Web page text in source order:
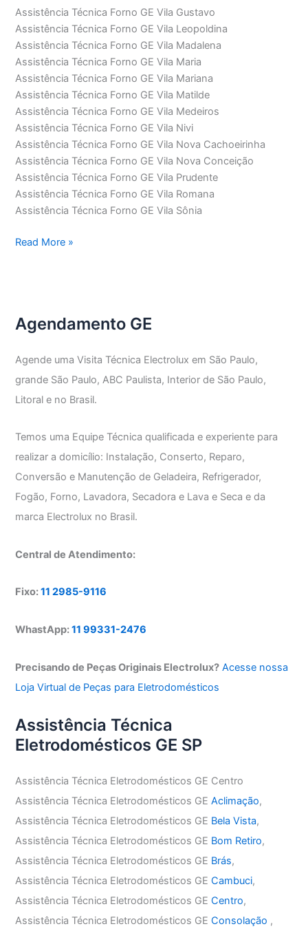
Assistência Técnica Forno GE Vila Gustavo
Assistência Técnica Forno GE Vila Leopoldina
Assistência Técnica Forno GE Vila Madalena
Assistência Técnica Forno GE Vila Maria
Assistência Técnica Forno GE Vila Mariana
Assistência Técnica Forno GE Vila Matilde
Assistência Técnica Forno GE Vila Medeiros
Assistência Técnica Forno GE Vila Nivi
Assistência Técnica Forno GE Vila Nova Cachoeirinha
Assistência Técnica Forno GE Vila Nova Conceição
Assistência Técnica Forno GE Vila Prudente
Assistência Técnica Forno GE Vila Romana
Assistência Técnica Forno GE Vila Sônia
Assistência
Read More »
Agendamento GE
Agende uma Visita Técnica Electrolux em São Paulo,
grande São Paulo, ABC Paulista, Interior de São Paulo,
Litoral e no Brasil.
Temos uma Equipe Técnica qualificada e experiente para
realizar a domicílio: Instalação, Conserto, Reparo,
Conversão e Manutenção de Geladeira, Refrigerador,
Fogão, Forno, Lavadora, Secadora e Lava e Seca e da
marca Electrolux no Brasil.
Central de Atendimento:
Fixo:11 2985-9116
WhastApp:11 99331-2476
Precisando de Peças Originais Electrolux? Acesse nossa
Loja Virtual de Peças para Eletrodomésticos
Assistência Técnica
Eletrodomésticos GE SP
Assistência Técnica Eletrodomésticos GE Centro
Assistência Técnica Eletrodomésticos GEAclimação,
Assistência Técnica Eletrodomésticos GE Bela Vista,
Assistência Técnica Eletrodomésticos GE Bom Retiro,
Assistência Técnica Eletrodomésticos GE Brás,
Assistência Técnica Eletrodomésticos GECambuci,
Assistência Técnica Eletrodomésticos GECentro,
Assistência Técnica Eletrodomésticos GEConsolação ,